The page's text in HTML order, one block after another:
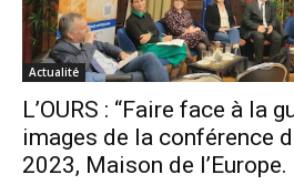
Actualité
L’OURS : “Faire face à la
images de la conférence
2023, Maison de l’Europe.